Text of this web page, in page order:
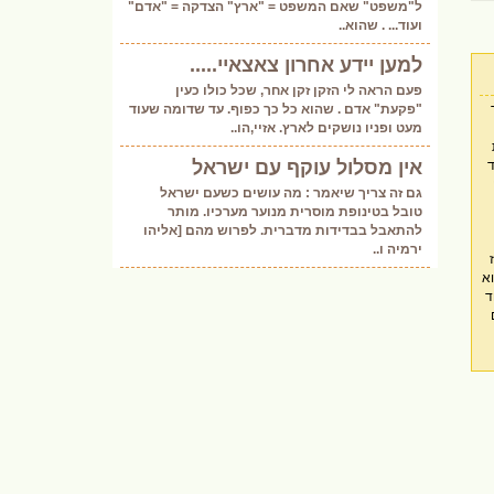
ל"משפט" שאם המשפט = "ארץ" הצדקה = "אדם"
ועוד... . שהוא..
למען יידע אחרון צאצאיי.....
פעם הראה לי הזקן זקן אחר, שכל כולו כעין
"פקעת" אדם . שהוא כל כך כפוף. עד שדומה שעוד
מעט ופניו נושקים לארץ. אזיי,הו..
אין מסלול עוקף עם ישראל
גם זה צריך שיאמר : מה עושים כשעם ישראל
טובל בטינופת מוסרית מנוער מערכיו. מותר
להתאבל בבדידות מדברית. לפרוש מהם [אליהו
ירמיה ו..